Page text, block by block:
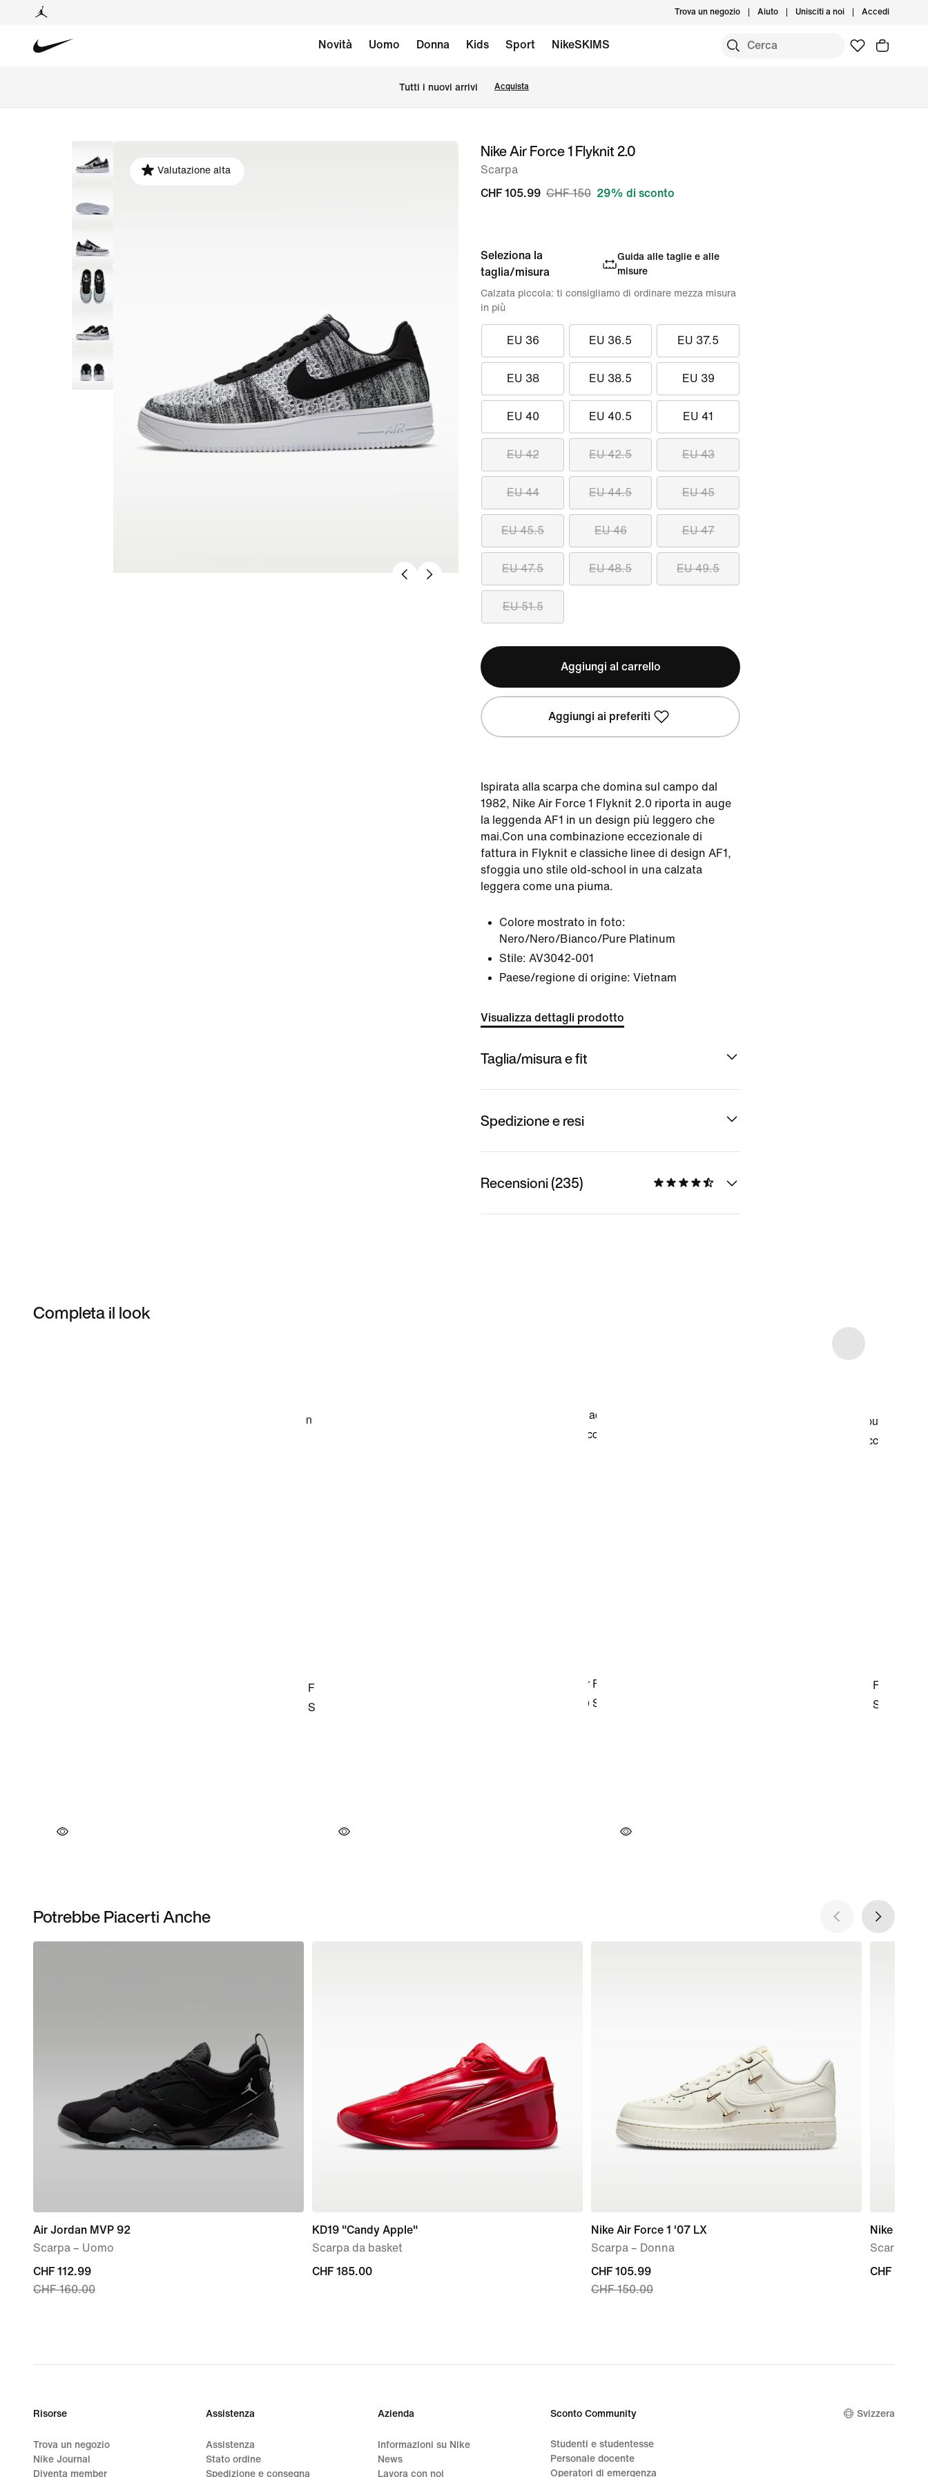
Trova un negozio Aiuto Unisciti a noi Accedi
Novità Uomo Donna Kids Sport NikeSKIMS
Tutti i nuovi arrivi Acquista
immagine
Valutazione alta
Nike Air Force 1 Flyknit 2.0
Scarpa
CHF 105.99 CHF 150 29% di sconto
Seleziona la
taglia/misura
Guida alle taglie e alle
misure
EU 36 EU 36.5 EU 37.5
EU 38 EU 38.5 EU 39
EU 40 EU 40.5 EU 41
EU 42 EU 42.5 EU 43
EU 44 EU 44.5 EU 45
EU 45.5 EU 46 EU 47
EU 47.5 EU 48.5 EU 49.5
EU 51.5
Calzata piccola: ti consigliamo di ordinare mezza misura
in più
Aggiungi al carrello
Aggiungi ai preferiti
Ispirata alla scarpa che domina sul campo dal
1982, Nike Air Force 1 Flyknit 2.0 riporta in auge
la leggenda AF1 in un design più leggero che
mai.Con una combinazione eccezionale di
fattura in Flyknit e classiche linee di design AF1,
sfoggia uno stile old-school in una calzata
leggera come una piuma.
Colore mostrato in foto:
Nero/Nero/Bianco/Pure Platinum
Stile: AV3042-001
Paese/regione di origine: Vietnam
Visualizza dettagli prodotto
Taglia/misura e fit
Spedizione e resi
Recensioni (235)
Completa il look
Potrebbe Piacerti Anche
Air Jordan MVP 92
Scarpa – Uomo
current
price
price
CHF 112.99
CHF 160.00
KD19 "Candy Apple"
Scarpa da basket
CHF
CHF 185.00
Nike Air Force 1 '07 LX
Scarpa – Donna
current
price
price
CHF 105.99
CHF 150.00
Nike Air
Scarpa –
CHF
CHF
Risorse
Trova un negozio
Nike Journal
Diventa member
Assistenza
Assistenza
Stato ordine
Spedizione e consegna
Azienda
Informazioni su Nike
News
Lavora con noi
Sconto Community
Studenti e studentesse
Personale docente
Operatori di emergenza
Svizzera